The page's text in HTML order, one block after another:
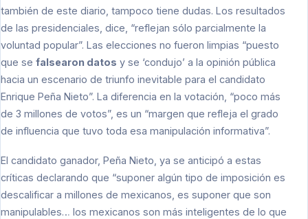
también de este diario, tampoco tiene dudas. Los resultados
de las presidenciales, dice, “reflejan sólo parcialmente la
voluntad popular”. Las elecciones no fueron limpias “puesto
que se falsearon datos y se ‘condujo’ a la opinión pública
hacia un escenario de triunfo inevitable para el candidato
Enrique Peña Nieto”. La diferencia en la votación, “poco más
de 3 millones de votos”, es un “margen que refleja el grado
de influencia que tuvo toda esa manipulación informativa”.
El candidato ganador, Peña Nieto, ya se anticipó a estas
críticas declarando que “suponer algún tipo de imposición es
descalificar a millones de mexicanos, es suponer que son
manipulables… los mexicanos son más inteligentes de lo que